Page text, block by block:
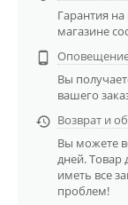
Гарантия
магазине

Вы
вашего
 Возврат и
Вы можете
дней.
иметь все
проблем!